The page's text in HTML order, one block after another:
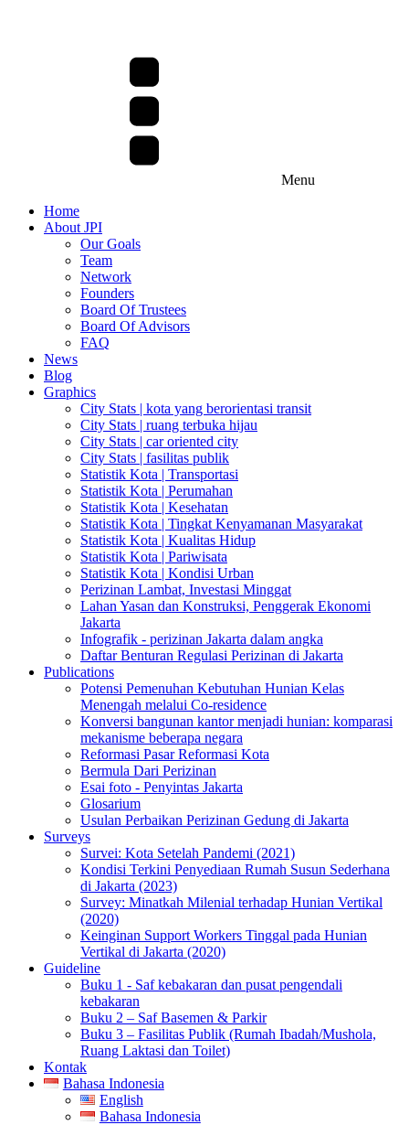
Menu
Home
About JPI
Our Goals
Team
Network
Founders
Board Of Trustees
Board Of Advisors
FAQ
News
Blog
Graphics
City Stats | kota yang berorientasi transit
City Stats | ruang terbuka hijau
City Stats | car oriented city
City Stats | fasilitas publik
Statistik Kota | Transportasi
Statistik Kota | Perumahan
Statistik Kota | Kesehatan
Statistik Kota | Tingkat Kenyamanan Masyarakat
Statistik Kota | Kualitas Hidup
Statistik Kota | Pariwisata
Statistik Kota | Kondisi Urban
Perizinan Lambat, Investasi Minggat
Lahan Yasan dan Konstruksi, Penggerak Ekonomi
Jakarta
Infografik - perizinan Jakarta dalam angka
Daftar Benturan Regulasi Perizinan di Jakarta
Publications
Potensi Pemenuhan Kebutuhan Hunian Kelas
Menengah melalui Co-residence
Konversi bangunan kantor menjadi hunian: komparasi
mekanisme beberapa negara
Reformasi Pasar Reformasi Kota
Bermula Dari Perizinan
Esai foto - Penyintas Jakarta
Glosarium
Usulan Perbaikan Perizinan Gedung di Jakarta
Surveys
Survei: Kota Setelah Pandemi (2021)
Kondisi Terkini Penyediaan Rumah Susun Sederhana
di Jakarta (2023)
Survey: Minatkah Milenial terhadap Hunian Vertikal
(2020)
Keinginan Support Workers Tinggal pada Hunian
Vertikal di Jakarta (2020)
Guideline
Buku 1 - Saf kebakaran dan pusat pengendali
kebakaran
Buku 2 – Saf Basemen & Parkir
Buku 3 – Fasilitas Publik (Rumah Ibadah/Mushola,
Ruang Laktasi dan Toilet)
Kontak
Bahasa Indonesia
English
Bahasa Indonesia